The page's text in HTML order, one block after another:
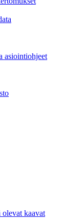
asiointiohjeet
kaavat